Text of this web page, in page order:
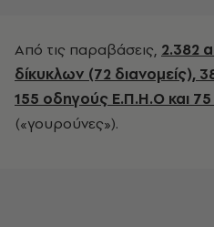
Από τις παραβάσεις, 2.382
δίκυκλων (72 διανομείς),
155 οδηγούς Ε.Π.Η.Ο και
(«γουρούνες»).